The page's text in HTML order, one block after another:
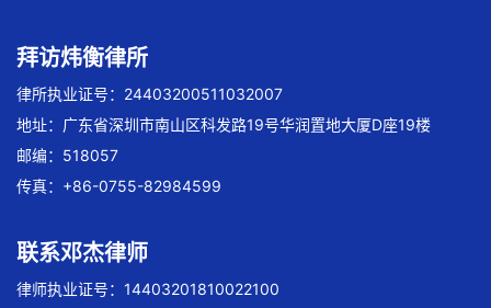
拜访炜衡律所
律所执业证号：24403200511032007
地址：广东省深圳市南山区科发路19号华润置地大厦D座19楼
邮编：518057
传真：+86-0755-82984599
联系邓杰律师
律师执业证号：14403201810022100